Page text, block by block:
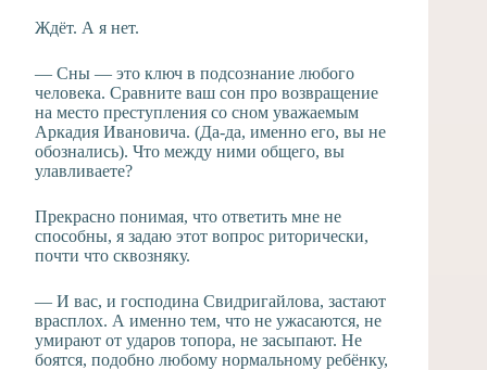
Ждёт. А я нет.
— Сны — это ключ в подсознание любого
человека. Сравните ваш сон про возвращение
на место преступления со сном уважаемым
Аркадия Ивановича. (Да-да, именно его, вы не
обознались). Что между ними общего, вы
улавливаете?
Прекрасно понимая, что ответить мне не
способны, я задаю этот вопрос риторически,
почти что сквозняку.
— И вас, и господина Свидригайлова, застают
врасплох. А именно тем, что не ужасаются, не
умирают от ударов топора, не засыпают. Не
боятся, подобно любому нормальному ребёнку,